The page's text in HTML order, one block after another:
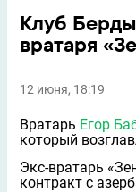
Клуб
вратаря
12 июня, 18:19
Вратарь Егор
который
Экс-вратарь
контракт с